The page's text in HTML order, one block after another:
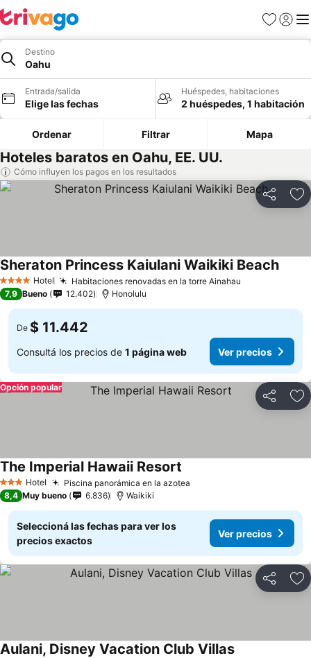
Favoritos
Iniciar
Destino
Oahu
Entrada/salida
Elige las fechas
Huéspedes, habitaciones
2 huéspedes, 1 habitación
Ordenar Filtrar Mapa
Hoteles baratos en Oahu, EE. UU.
Cómo influyen los pagos en los resultados
Compartir
4 EstrellasHotel Habitaciones renovadas en la torre Ainahau
Sheraton Princess Kaiulani Waikiki Beach
7,9 Bueno 12.402 Honolulu
De $ 11.442
Consultá los precios de 1 página web Ver precios
Compartir
Opción popular
3 Estrellas
Hotel Piscina panorámica en la azotea
The Imperial Hawaii Resort
8,4 Muy bueno 6.836 Waikiki
Seleccioná las fechas para ver los
precios exactos
Ver precios
Compartir
Aulani, Disney Vacation Club Villas